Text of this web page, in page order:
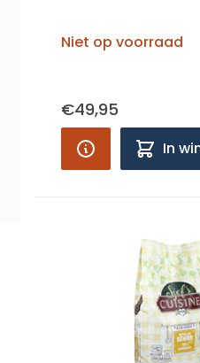
Niet op voorraad
€49,95
In